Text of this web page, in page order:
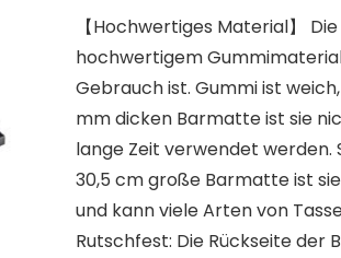
【Hochwertiges Material】
hochwertigem
Gebrauch ist. Gummi ist
mm dicken Barmatte ist sie
lange Zeit verwendet werden.
30,5 cm große Barmatte ist
und kann viele Arten von
Rutschfest: Die Rückseite